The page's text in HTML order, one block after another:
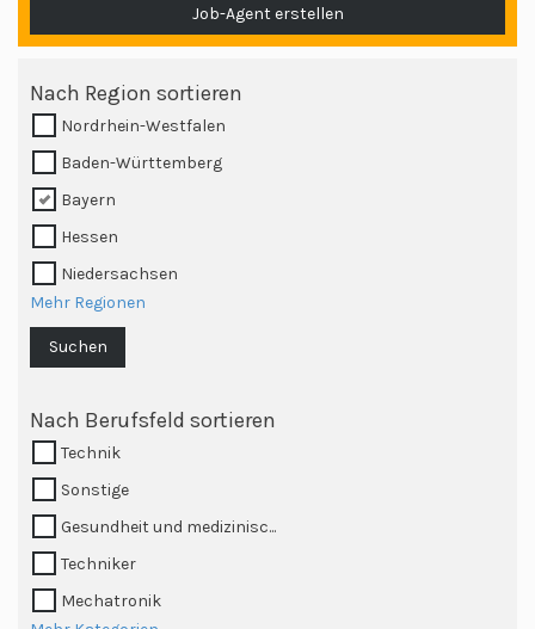
Job-Agent erstellen
Nach Region sortieren
Nordrhein-Westfalen
Baden-Württemberg
Bayern
Hessen
Niedersachsen
Mehr Regionen
Suchen
Nach Berufsfeld sortieren
Technik
Sonstige
Gesundheit und medizinisc...
Techniker
Mechatronik